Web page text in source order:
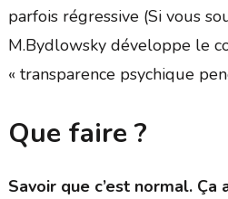
parfois régressive (Si vous
M.Bydlowsky développe le
« transparence psychique
Que faire ?
Savoir que c’est normal. Ça